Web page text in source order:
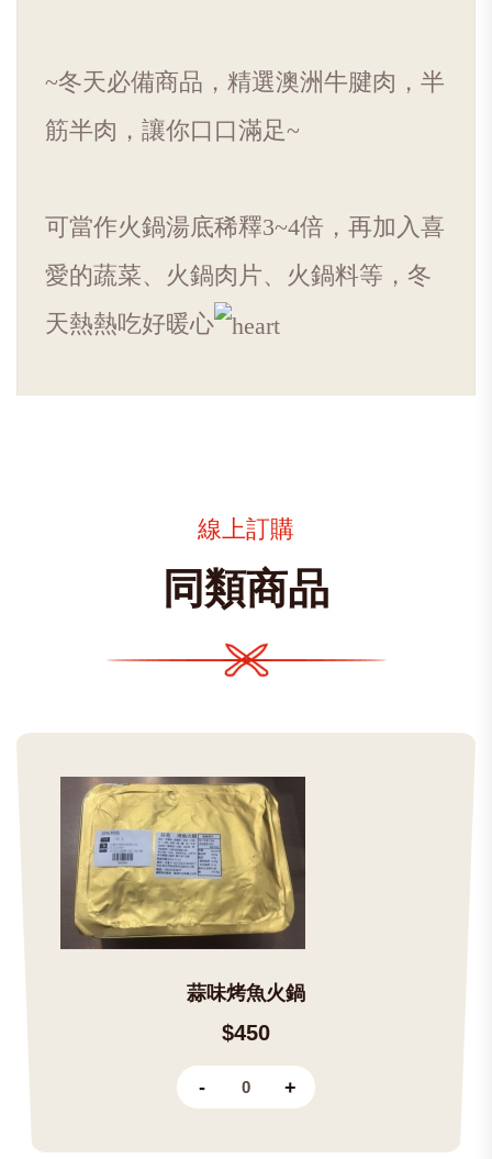
~冬天必備商品，精選澳洲牛腱肉，半
筋半肉，讓你口口滿足~
可當作火鍋湯底稀釋3~4倍，再加入喜
愛的蔬菜、火鍋肉片、火鍋料等，冬
天熱熱吃好暖心
線上訂購
同類商品
蒜味烤魚火鍋
$450
- +